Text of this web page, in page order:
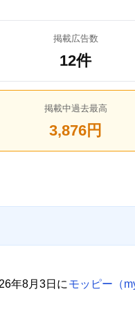
掲載広告数
12件
掲載中過去最高
3,876円
年8月3日に モッピー（